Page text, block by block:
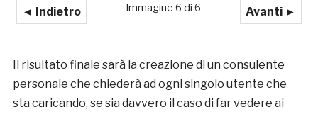
◄ Indietro Avanti ►
Immagine 6 di 6
Il risultato finale sarà la creazione di un consulente
personale che chiederà ad ogni singolo utente che
sta caricando, se sia davvero il caso di far vedere ai